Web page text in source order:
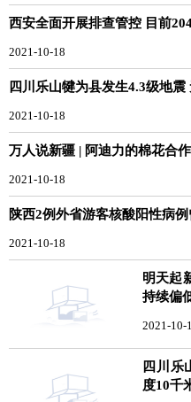
西安全面开展排查管控 目前
2021-10-18
四川乐山犍为县发生4.3级地震
2021-10-18
万人说新疆 | 阿迪力的棉花合
2021-10-18
陕西2例外省游客核酸阳性病
2021-10-18
明天起
持续偏
2021-
四川乐
度10千